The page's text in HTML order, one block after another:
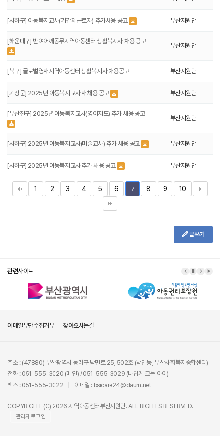
[사하구] 아동복지교사(기간제근로자) 추가채용 공고 부산지원단
[해운대구] 반여어깨동무지역아동센터 생활복지사 채용 공고
부산지원단
[북구] 글로벌영재지역아동센터 생활복지사 채용공고 부산지원단
[기장군] 2025년 아동복지교사 재채용 공고 부산지원단
[부산진구] 2025년 아동복지교사(영어지도) 추가 채용 공고
부산지원단
[사하구] 2025년 아동복지교사(미술교사) 추가 채용 공고 부산지원단
[사하구] 2025년 아동복지교사 추가 채용 공고 부산지원단
1 2 3 4 5 6 7 8 9 10
글쓰기
관련사이트
이메일무단수집거부 찾아오시는길
주소 : (47880) 부산광역시 동래구 낙민로 25, 502호 (낙민동, 부산사회복지종합센터)
전화 : 051-555-3020 (메인) / 051-555-3029 (나답게 크는 아이)
팩스 : 051-555-3022
이메일 : bsicare24@daum.net
COPYRIGHT (C) 2026 지역아동센터부산지원단. ALL RIGHTS RESERVED.
관리자 로그인